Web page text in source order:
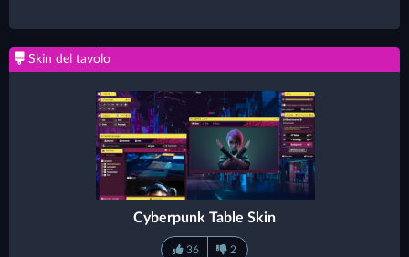
Skin del tavolo
Cyberpunk Table Skin
36 2